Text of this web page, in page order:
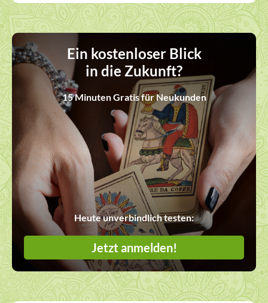
Ein kostenloser Blick
in die Zukunft?
15 Minuten Gratis für Neukunden
Heute unverbindlich testen:
Jetzt anmelden!